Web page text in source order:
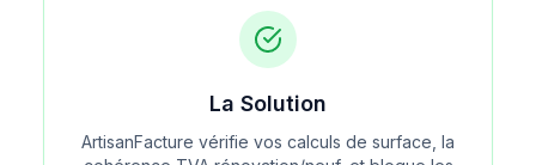
La Solution
ArtisanFacture vérifie vos calculs de surface, la